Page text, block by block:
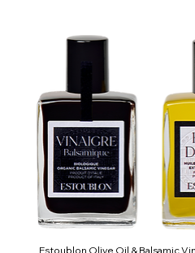
Estoublon Olive Oil & Balsamic